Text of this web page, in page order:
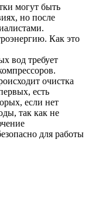
могут быть
но после
Как это
вод требует
очистка
есть
если нет
так как не
для работы